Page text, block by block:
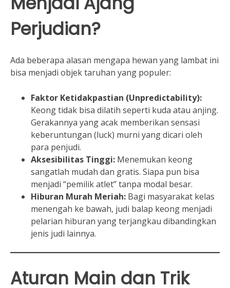
Perjudian?
Ada beberapa alasan mengapa hewan yang lambat ini
bisa menjadi objek taruhan yang populer:
Faktor Ketidakpastian (Unpredictability):
Keong tidak bisa dilatih seperti kuda atau anjing.
Gerakannya yang acak memberikan sensasi
keberuntungan (luck) murni yang dicari oleh
para penjudi.
Aksesibilitas Tinggi: Menemukan keong
sangatlah mudah dan gratis. Siapa pun bisa
menjadi “pemilik atlet” tanpa modal besar.
Hiburan Murah Meriah: Bagi masyarakat kelas
menengah ke bawah, judi balap keong menjadi
pelarian hiburan yang terjangkau dibandingkan
jenis judi lainnya.
Aturan Main dan Trik